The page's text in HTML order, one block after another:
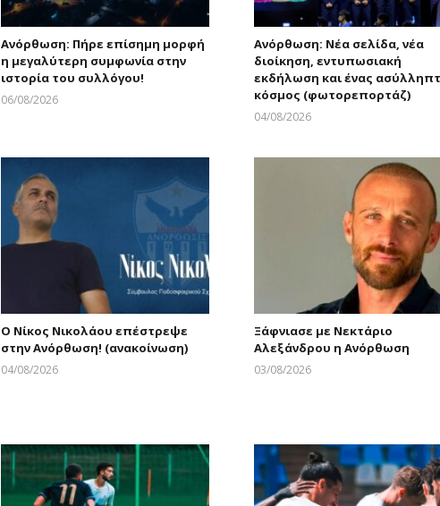
Ανόρθωση: Πήρε επίσημη μορφή
η μεγαλύτερη συμφωνία στην
ιστορία του συλλόγου!
06/08/2026
Ανόρθωση: Νέα σελίδα, νέα
διοίκηση, εντυπωσιακή
εκδήλωση και ένας
κόσμος (φωτορεπορτάζ)
04/08/2026
Ο Νίκος Νικολάου επέστρεψε
στην Ανόρθωση! (ανακοίνωση)
04/08/2026
Ξάφνιασε με Νεκτάριο
Αλεξάνδρου η Ανόρθωση
03/08/2026